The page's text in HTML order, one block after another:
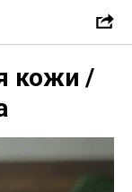
кожи /